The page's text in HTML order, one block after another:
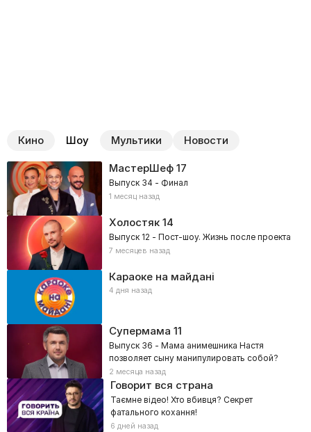
Кино Шоу Мультики Новости
МастерШеф17
Выпуск 34 - Финал
1 месяц назад
Холостяк14
Выпуск 12 - Пост-шоу. Жизнь после проекта
7 месяцев назад
Караоке на майдані
4 дня назад
Супермама 11
Выпуск 36 - Мама анимешника Настя
позволяет сыну манипулировать собой?
2 месяца назад
Говорит вся страна
Таємне відео! Хто вбивця? Секрет
фатального кохання!
6 дней назад